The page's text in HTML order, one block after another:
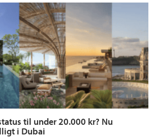
til under 20.000 kr? Nu
i Dubai